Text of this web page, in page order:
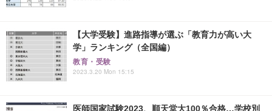
【大学受験】進路指導が選ぶ「教育力が高い大
学」ランキング（全国編）
教育・受験
2023.3.20 Mon 15:15
医師国家試験2023、順天堂大100％合格…学校別